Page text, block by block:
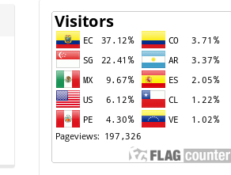
Contador
de
visitas